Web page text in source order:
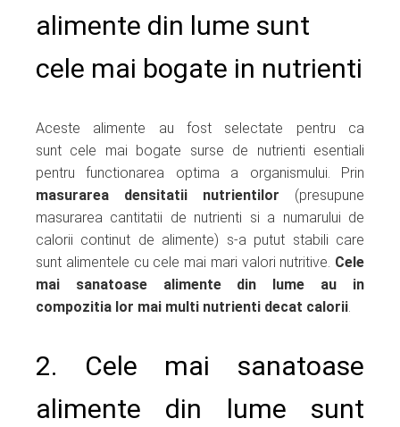
alimente din lume sunt
cele mai bogate in nutrienti
Aceste alimente au fost selectate pentru ca
sunt cele mai bogate surse de nutrienti esentiali
pentru functionarea optima a organismului. Prin
masurarea
densitatii nutrientilor (presupune
masurarea cantitatii de nutrienti si a numarului de
calorii continut de alimente) s-a putut stabili care
sunt alimentele cu cele mai mari valori nutritive. Cele
mai sanatoase alimente din lume au in
compozitia lor mai multi nutrienti decat calorii.
2. Cele mai sanatoase
alimente din lume sunt